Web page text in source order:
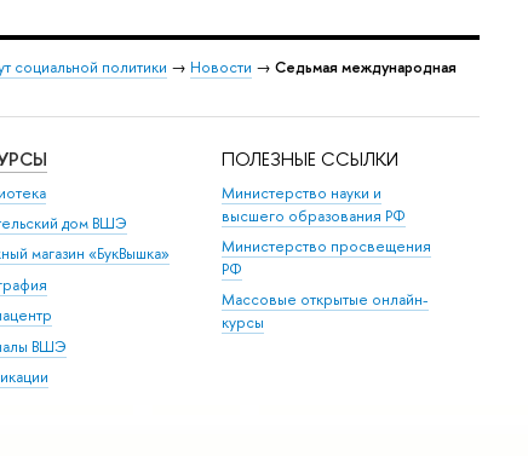
социальной политики → Новости → Седьмая международная
дом ВШЭ
магазин «БукВышка»
ВШЭ
ПОЛЕЗНЫЕ ССЫЛКИ
Министерство науки и
высшего образования РФ
Министерство просвещения
РФ
Массовые открытые онлайн-
курсы